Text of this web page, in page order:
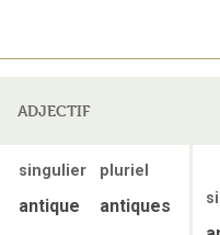
ADJECTIF
singulier
pluriel
antique antiques